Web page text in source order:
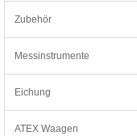
Zubehör
Messinstrumente
Eichung
ATEX Waagen